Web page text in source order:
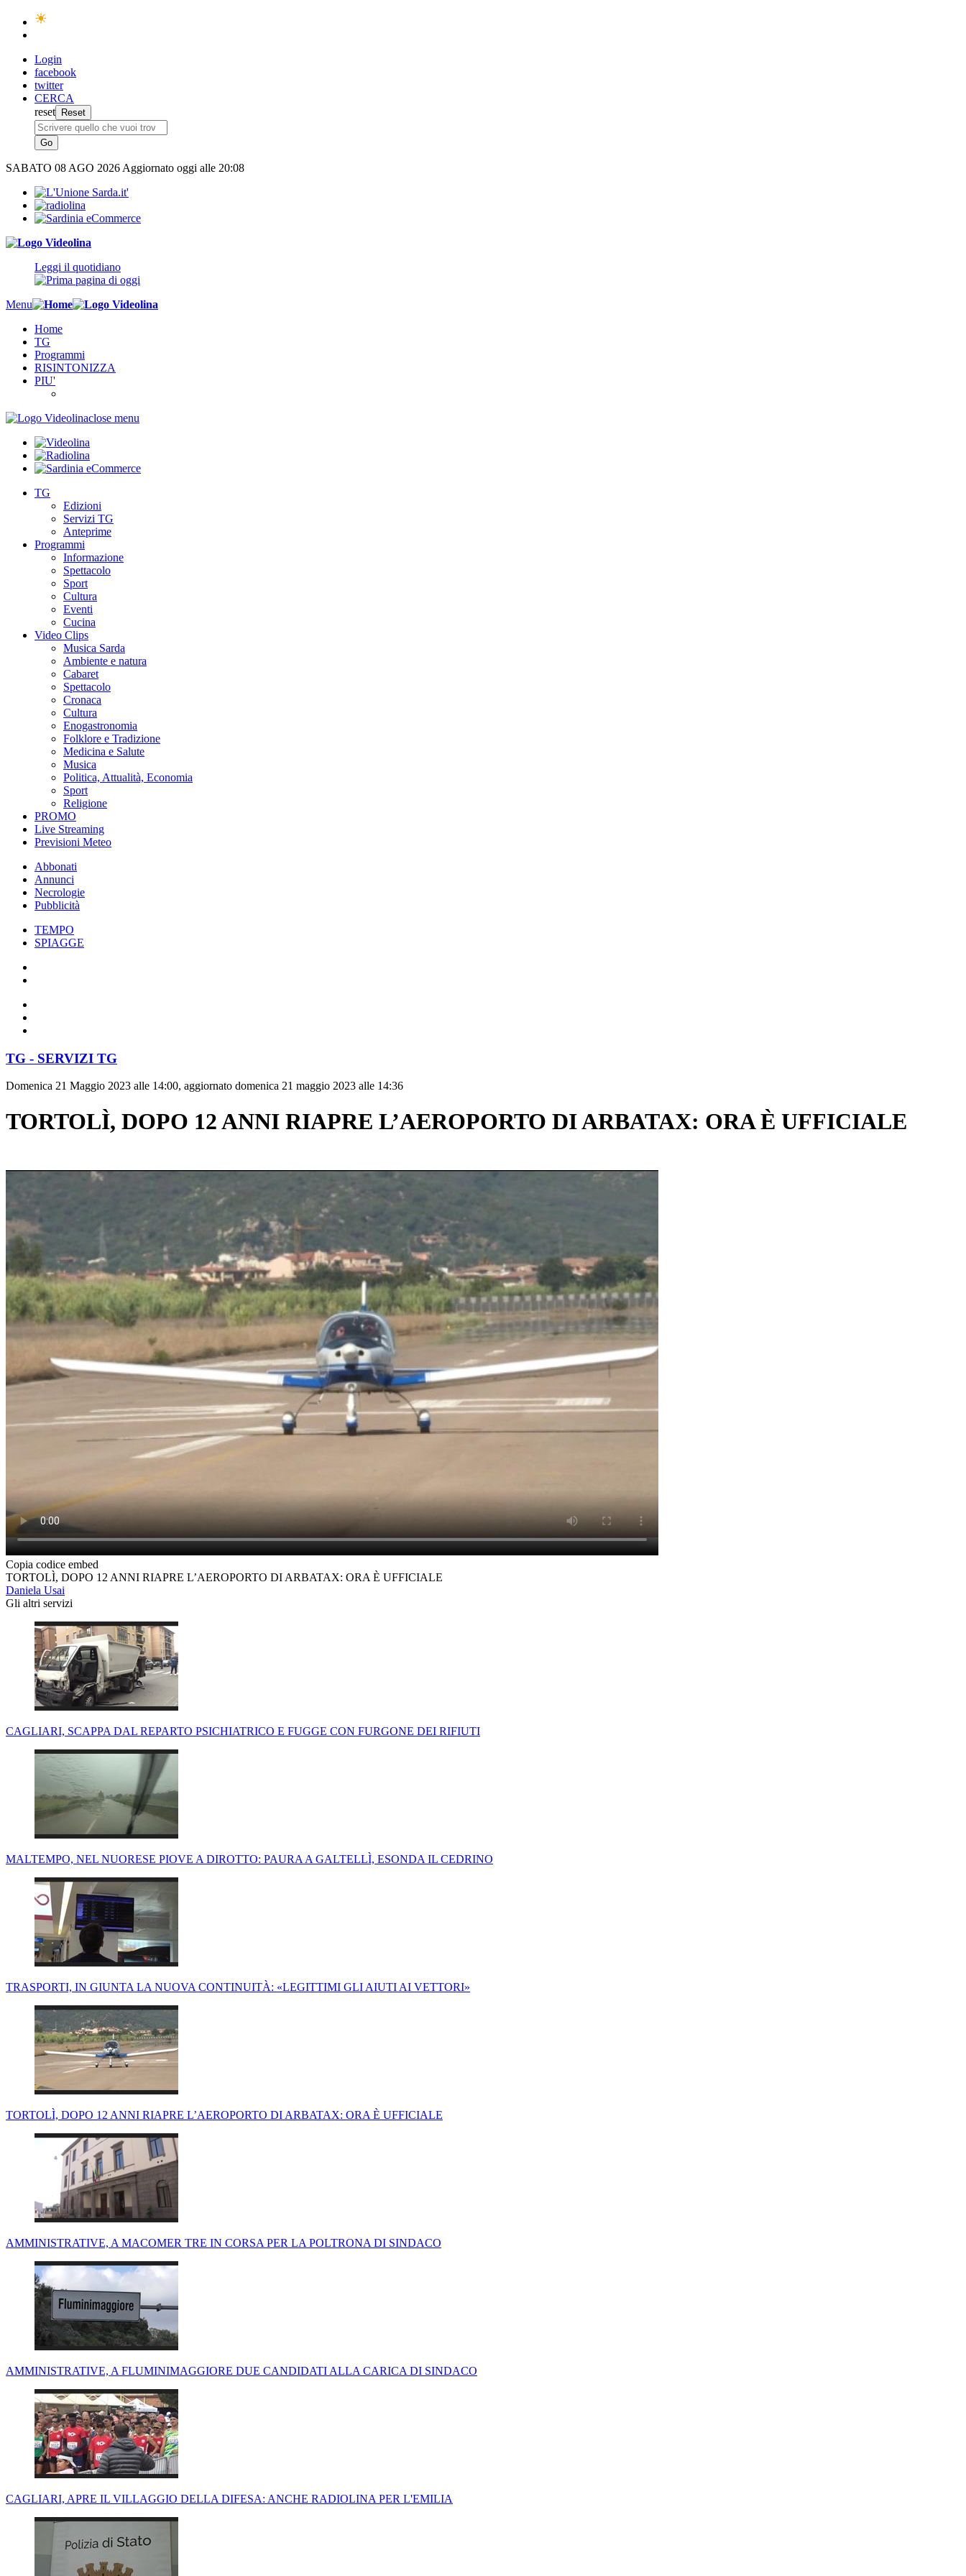
Login
facebook
twitter
CERCA
reset
SABATO 08 AGO 2026 Aggiornato oggi alle 20:08
Leggi il quotidiano
Menu
Home
TG
Programmi
RISINTONIZZA
PIU'
close menu
TG
Edizioni
Servizi TG
Anteprime
Programmi
Informazione
Spettacolo
Sport
Cultura
Eventi
Cucina
Video Clips
Musica Sarda
Ambiente e natura
Cabaret
Spettacolo
Cronaca
Cultura
Enogastronomia
Folklore e Tradizione
Medicina e Salute
Musica
Politica, Attualità, Economia
Sport
Religione
PROMO
Live Streaming
Previsioni Meteo
Abbonati
Annunci
Necrologie
Pubblicità
TEMPO
SPIAGGE
TG - SERVIZI TG
Domenica 21 Maggio 2023 alle 14:00, aggiornato domenica 21 maggio 2023 alle 14:36
TORTOLÌ, DOPO 12 ANNI RIAPRE L’AEROPORTO DI ARBATAX: ORA È UFFICIALE
Copia codice embed
TORTOLÌ, DOPO 12 ANNI RIAPRE L’AEROPORTO DI ARBATAX: ORA È UFFICIALE
Daniela Usai
Gli altri servizi
CAGLIARI, SCAPPA DAL REPARTO PSICHIATRICO E FUGGE CON FURGONE DEI RIFIUTI
MALTEMPO, NEL NUORESE PIOVE A DIROTTO: PAURA A GALTELLÌ, ESONDA IL CEDRINO
TRASPORTI, IN GIUNTA LA NUOVA CONTINUITÀ: «LEGITTIMI GLI AIUTI AI VETTORI»
TORTOLÌ, DOPO 12 ANNI RIAPRE L’AEROPORTO DI ARBATAX: ORA È UFFICIALE
AMMINISTRATIVE, A MACOMER TRE IN CORSA PER LA POLTRONA DI SINDACO
AMMINISTRATIVE, A FLUMINIMAGGIORE DUE CANDIDATI ALLA CARICA DI SINDACO
CAGLIARI, APRE IL VILLAGGIO DELLA DIFESA: ANCHE RADIOLINA PER L'EMILIA